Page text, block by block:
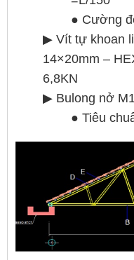
● Cường
▶ Vít tự khoan
14×20mm –
6,8KN
▶ Bulong nở
● Tiêu